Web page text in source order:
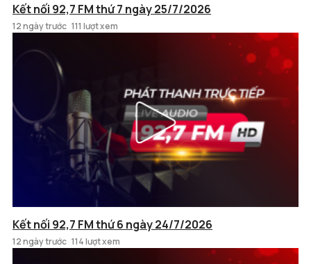
Kết nối 92,7 FM thứ 7 ngày 25/7/2026
12 ngày trước 111 lượt xem
Kết nối 92,7 FM thứ 6 ngày 24/7/2026
12 ngày trước 114 lượt xem